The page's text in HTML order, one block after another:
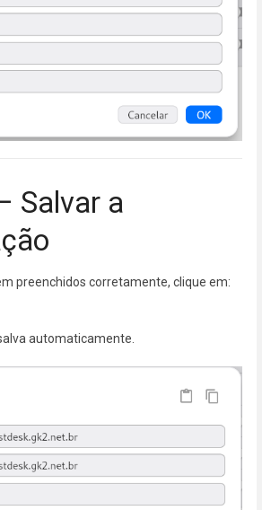
Salvar a
preenchidos corretamente, clique em:
automaticamente.